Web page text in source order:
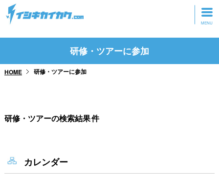
トップページ
研修・ツアーに参加
研修・ツアーに参加
HOME 研修・ツアーに参加
研修・ツアーの検索結果件
カレンダー